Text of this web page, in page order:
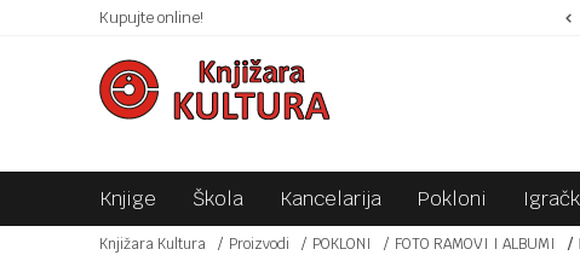
Kupujte online!SIGURNO PLAĆANJE PLATNIM KARTICAMA!
Knjige Škola Kancelarija Pokloni
Knjižara Kultura Proizvodi POKLONI FOTO RAMOVI I ALBUMI